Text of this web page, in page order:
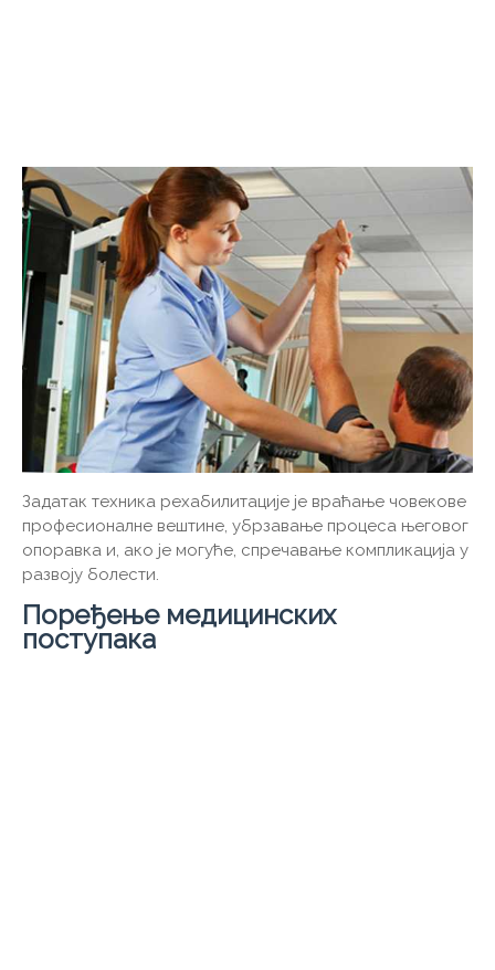
Задатак техника рехабилитације је враћање човекове
професионалне вештине, убрзавање процеса његовог
опоравка и, ако је могуће, спречавање компликација у
развоју болести.
Поређење медицинских
поступака